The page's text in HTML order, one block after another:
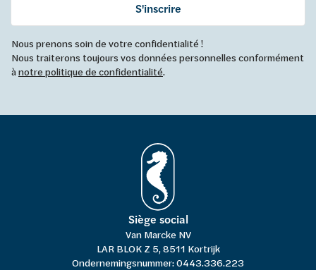
S'inscrire
Nous prenons soin de votre confidentialité !
Nous traiterons toujours vos données personnelles conformément
ànotre politique de confidentialité.
Siège social
Van Marcke NV
LAR BLOK Z 5, 8511 Kortrijk
Ondernemingsnummer: 0443.336.223